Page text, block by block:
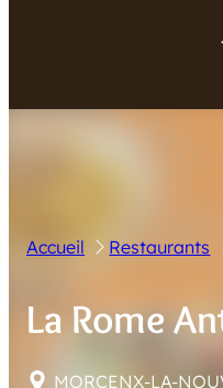
Accueil Restaurants
La Rome
MORCENX-LA-